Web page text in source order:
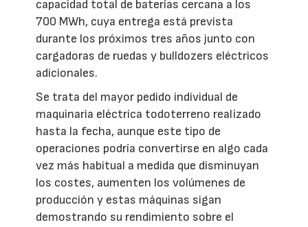
capacidad total de baterías cercana a los
700 MWh, cuya entrega está prevista
durante los próximos tres años junto con
cargadoras de ruedas y bulldozers eléctricos
adicionales.
Se trata del mayor pedido individual de
maquinaria eléctrica todoterreno realizado
hasta la fecha, aunque este tipo de
operaciones podría convertirse en algo cada
vez más habitual a medida que disminuyan
los costes, aumenten los volúmenes de
producción y estas máquinas sigan
demostrando su rendimiento sobre el